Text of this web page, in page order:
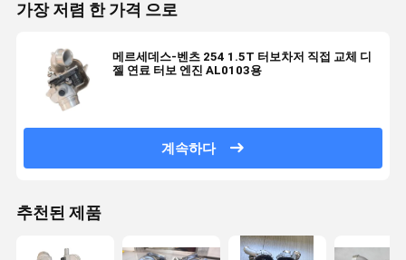
가장 저렴 한 가격 으로
메르세데스-벤츠 254 1.5T 터보차저 직접 교체 디
젤 연료 터보 엔진 AL0103용
계속하다
추천된 제품